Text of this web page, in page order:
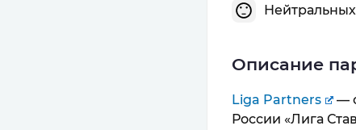
Описание
Liga Partners
—
России «Лига